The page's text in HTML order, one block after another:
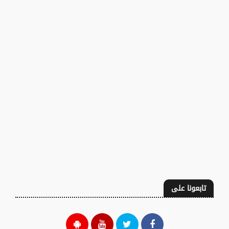
تابعونا على